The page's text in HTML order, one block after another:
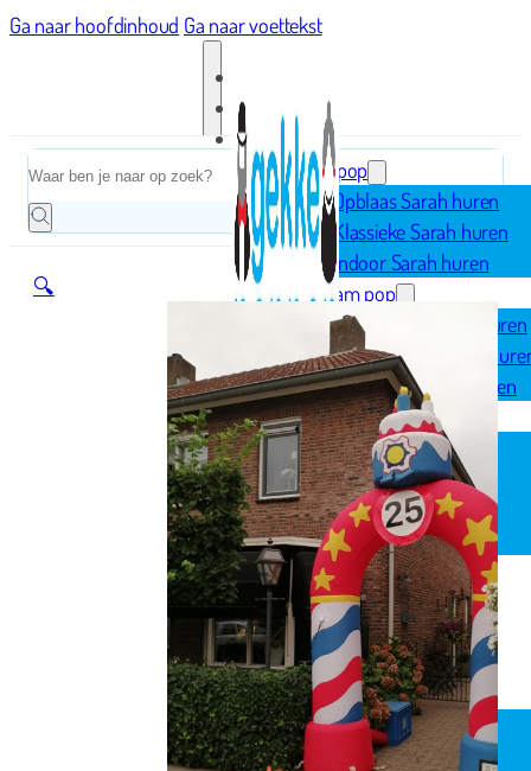
Ga naar hoofdinhoud Ga naar voettekst
Home
Sarah pop
Opblaas Sarah huren
Klassieke Sarah huren
Indoor Sarah huren
Abraham pop
Opblaas Abraham huren
Klassieke Abraham
Indoor Abraham huren
Geboorte
Opblaasfiguren
Geboorteborden
Ooievaar op nest
Spandoek geboorte
Huwelijk
Pensioen
Skytubes
Rode loper
Versiering
Geboorte versiering
Geslaagd versiering
Zoeken
🔍